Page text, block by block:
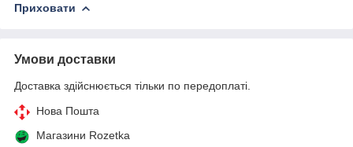
Приховати
Умови доставки
Доставка здійснюється тільки по передоплаті.
Нова Пошта
Магазини Rozetka